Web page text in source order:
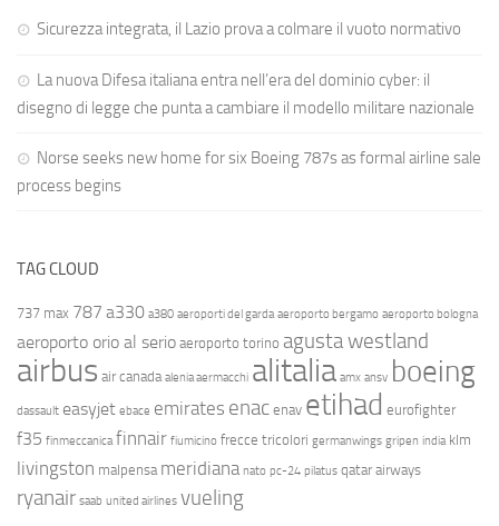
Sicurezza integrata, il Lazio prova a colmare il vuoto normativo
La nuova Difesa italiana entra nell’era del dominio cyber: il
disegno di legge che punta a cambiare il modello militare nazionale
Norse seeks new home for six Boeing 787s as formal airline sale
process begins
TAG CLOUD
737 max 787 a330 a380 aeroporti del garda aeroporto bergamo aeroporto bologna
aeroporto orio al serio aeroporto torino agusta westland
airbus air canada alenia aermacchi alitalia amx ansv boeing
dassault easyjet ebace emirates enac enav etihad eurofighter
f35 finmeccanica finnair fiumicino frecce tricolori germanwings gripen india klm
livingston malpensa meridiana nato pc-24 pilatus qatar airways
ryanair saab united airlines vueling